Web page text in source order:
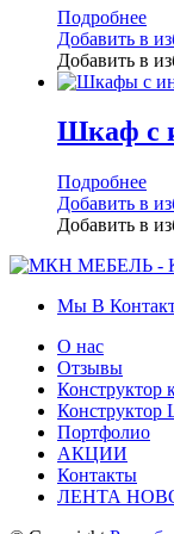
Подробнее
Добавить в
Добавить в
Шкаф с
Подробнее
Добавить в
Добавить в
Мы В
О нас
Отзывы
Конструктор
Портфолио
АКЦИИ
Контакты
ЛЕНТА